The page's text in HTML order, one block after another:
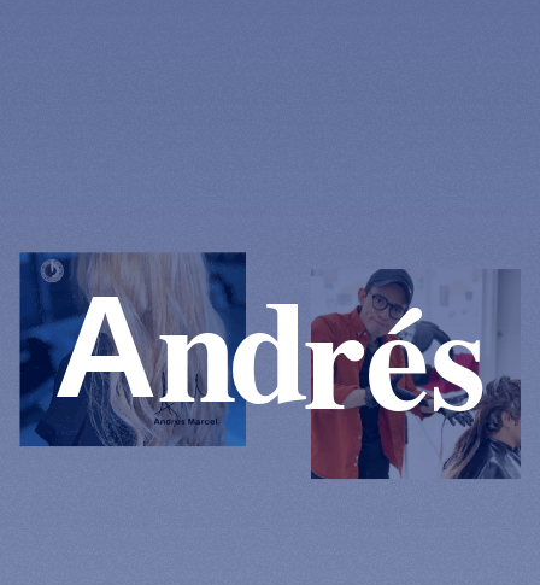
A
M
n
a
d
r
r
c
é
e
s
l